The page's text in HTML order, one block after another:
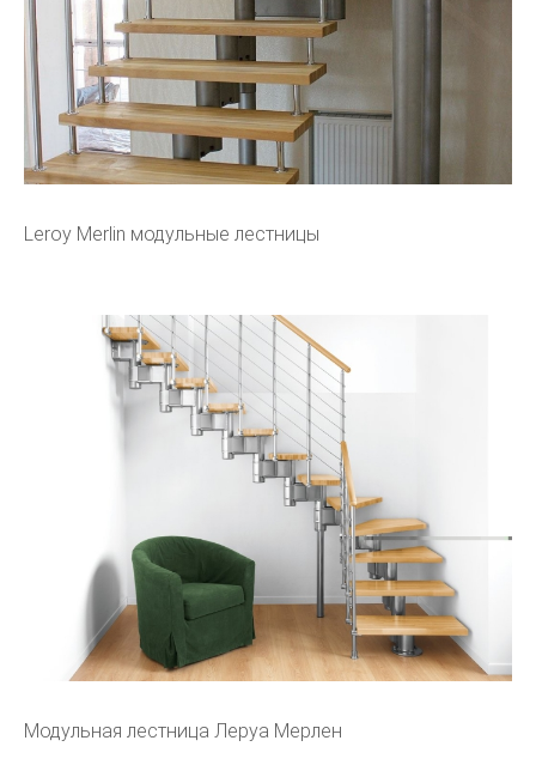
Leroy Merlin модульные лестницы
Модульная лестница Леруа Мерлен